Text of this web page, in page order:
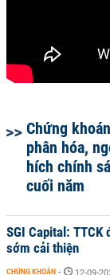
Chứng
phân hóa,
hích chính
cuối năm
SGI Capital: TTCK
sớm cải thiện
CHỨNG KHOÁN -